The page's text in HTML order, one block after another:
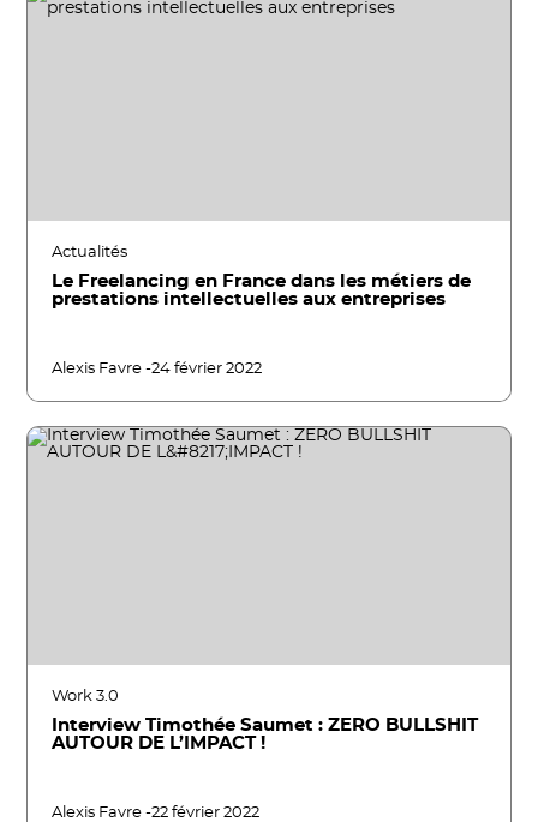
Actualités
Le Freelancing en France dans les métiers de
prestations intellectuelles aux entreprises
Alexis Favre -24 février 2022
Work 3.0
Interview Timothée Saumet : ZERO BULLSHIT
AUTOUR DE L’IMPACT !
Alexis Favre -22 février 2022